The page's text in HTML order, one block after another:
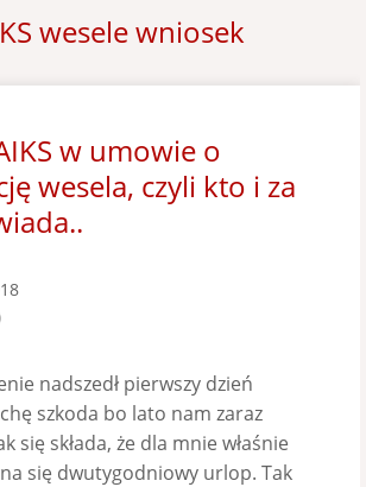
wesele wniosek
w umowie o
wesela, czyli kto i za
nadszedł pierwszy dzień
szkoda bo lato nam zaraz
się składa, że dla mnie właśnie
się dwutygodniowy urlop. Tak